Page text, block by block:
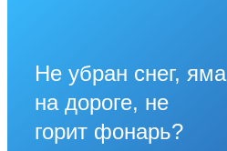
Не убран снег, яма
на дороге, не
горит фонарь?